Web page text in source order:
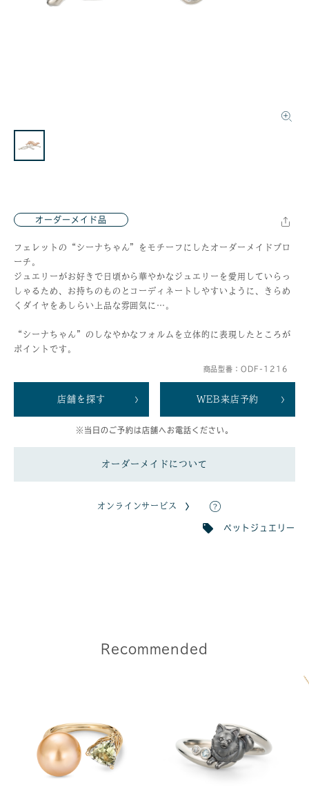
オーダーメイド品
フェレットの“シーナちゃん”をモチーフにしたオーダーメイドブロ
ーチ。
ジュエリーがお好きで日頃から華やかなジュエリーを愛用していらっ
しゃるため、お持ちのものとコーディネートしやすいように、きらめ
くダイヤをあしらい上品な雰囲気に…。
“シーナちゃん”のしなやかなフォルムを立体的に表現したところが
ポイントです。
商品型番：ODF-1216
店舗を探す WEB来店予約
※当日のご予約は店舗へお電話ください。
オーダーメイドについて
オンラインサービス
ペットジュエリー
Recommended